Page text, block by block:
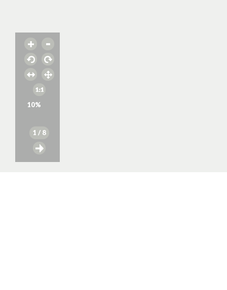
10%
1 / 8